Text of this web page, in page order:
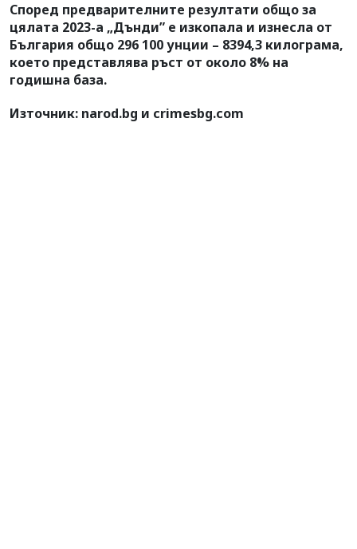
Според предварителните резултати общо за
цялата 2023-а „Дънди” е изкопала и изнесла от
България общо 296 100 унции – 8394,3 килограма,
което представлява ръст от около 8% на
годишна база.
Източник: narod.bg и crimesbg.com